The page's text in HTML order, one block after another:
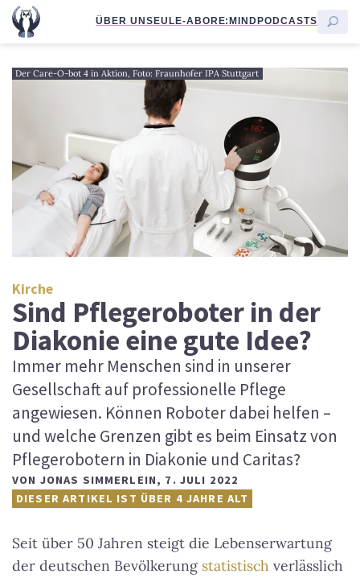
ÜBER UNSEULE-ABORE:MINDPODCASTS
Der Care-O-bot 4 in Aktion, Foto: Fraunhofer IPA Stuttgart
Kirche
Sind Pflegeroboter in der
Diakonie eine gute Idee?
Immer mehr Menschen sind in unserer
Gesellschaft auf professionelle Pflege
angewiesen. Können Roboter dabei helfen –
und welche Grenzen gibt es beim Einsatz von
Pflegerobotern in Diakonie und Caritas?
VON JONAS SIMMERLEIN, 7. JULI 2022
DIESER ARTIKEL IST ÜBER 4 JAHRE ALT
Seit über 50 Jahren steigt die Lebenserwartung
der deutschen Bevölkerung statistisch verlässlich